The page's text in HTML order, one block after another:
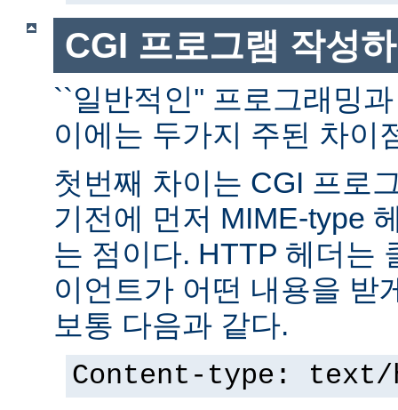
CGI 프로그램 작성
``일반적인'' 프로그래밍
이에는 두가지 주된 차이
첫번째 차이는 CGI 프로
기전에 먼저 MIME-type
는 점이다. HTTP 헤더는
이언트가 어떤 내용을 받
보통 다음과 같다.
Content-type: text/